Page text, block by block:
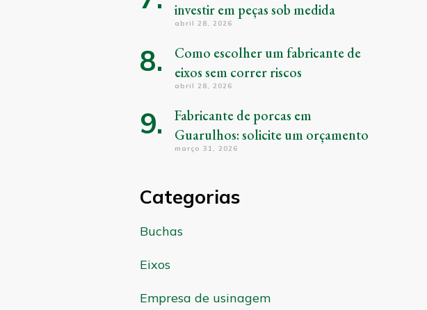
investir em peças sob medida
abril 28, 2026
Como escolher um fabricante de
eixos sem correr riscos
abril 28, 2026
Fabricante de porcas em
Guarulhos: solicite um orçamento
março 31, 2026
Categorias
Buchas
Eixos
Empresa de usinagem